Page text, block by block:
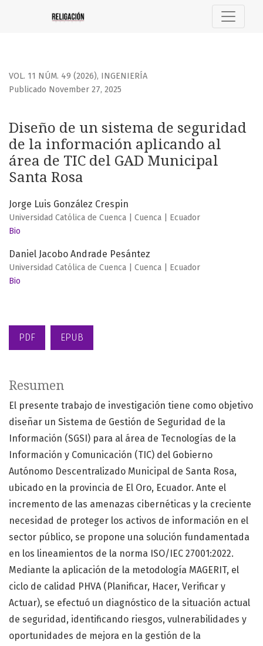
Diseño de un sistema de seguridad de la información
VOL. 11 NÚM. 49 (2026), INGENIERÍA
Diseño de un sistema de seguridad
de la información aplicando al
área de TIC del GAD Municipal
Santa Rosa
Publicado November 27, 2025
Jorge Luis González Crespin
Universidad Católica de Cuenca | Cuenca | Ecuador
Bio
Daniel Jacobo Andrade Pesántez
Universidad Católica de Cuenca | Cuenca | Ecuador
Bio
PDF EPUB
Resumen
El presente trabajo de investigación tiene como objetivo
diseñar un Sistema de Gestión de Seguridad de la
Información (SGSI) para al área de Tecnologías de la
Información y Comunicación (TIC) del Gobierno
Autónomo Descentralizado Municipal de Santa Rosa,
ubicado en la provincia de El Oro, Ecuador. Ante el
incremento de las amenazas cibernéticas y la creciente
necesidad de proteger los activos de información en el
sector público, se propone una solución fundamentada
en los lineamientos de la norma ISO/IEC 27001:2022.
Mediante la aplicación de la metodología MAGERIT, el
ciclo de calidad PHVA (Planificar, Hacer, Verificar y
Actuar), se efectuó un diagnóstico de la situación actual
de seguridad, identificando riesgos, vulnerabilidades y
oportunidades de mejora en la gestión de la